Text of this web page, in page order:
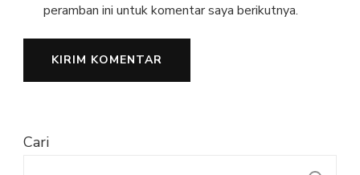
peramban ini untuk komentar saya berikutnya.
Cari